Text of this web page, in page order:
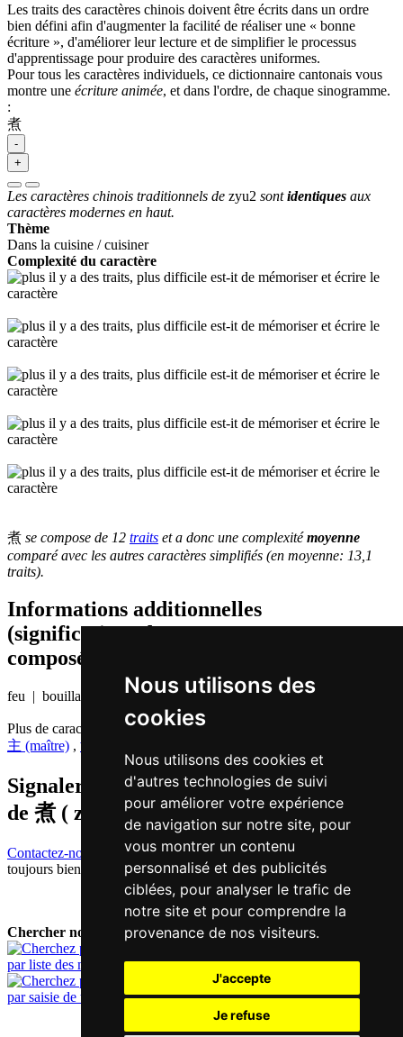
Nous utilisons des
cookies
Nous utilisons des cookies et
d'autres technologies de suivi
pour améliorer votre expérience
de navigation sur notre site, pour
vous montrer un contenu
personnalisé et des publicités
ciblées, pour analyser le trafic de
notre site et pour comprendre la
provenance de nos visiteurs.
J'accepte
Je refuse
Les traits des caractères chinois doivent être écrits dans un ordre
bien défini afin d'augmenter la facilité de réaliser une « bonne
écriture », d'améliorer leur lecture et de simplifier le processus
d'apprentissage pour produire des caractères uniformes.
Pour tous les caractères individuels, ce dictionnaire cantonais vous
montre une écriture animée, et dans l'ordre, de chaque sinogramme.
:
煮
-
+
Les caractères chinois traditionnels de zyu2 sontidentiques aux
caractères modernes en haut.
Thème
Dans la cuisine / cuisiner
Complexité du caractère
煮 se compose de 12 traits et a donc une complexitémoyenne
comparé avec les autres caractères simplifiés (en moyenne: 13,1
traits).
Informations additionnelles
(significations de composants, mots
composés etc.)
feu | bouillante
Plus de caractères qui se prononcent
主 (maître) , 渚 (îlot)
Signaler traduction fausse ou manquante
de 煮 ( zyu / zyu2 )
Contactez-nous!
Votre feedback et critique constructive seront
toujours bienvenus.
Chercher nouveau mot:
par liste des mots
par saisie de texte